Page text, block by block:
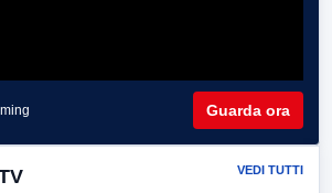
Guarda ora
VEDI TUTTI